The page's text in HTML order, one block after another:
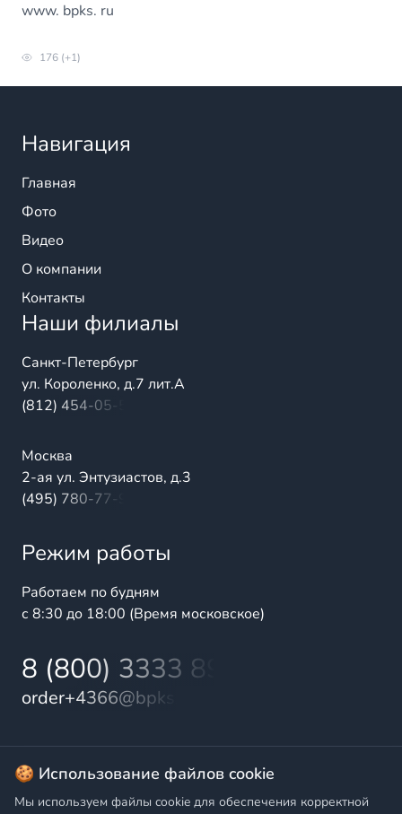
www. bpks. ru
176 (+1)
Навигация
Главная
Фото
Видео
О компании
Контакты
Наши филиалы
Санкт-Петербург
ул. Короленко, д.7 лит.А
(812) 454-05-54
Москва
2-ая ул. Энтузиастов, д.3
(495) 780-77-98
Режим работы
Работаем по будням
с 8:30 до 18:00 (Время московское)
8 (800) 3333 899
order+4366@bpks.ru
© 2025 БалтПромКомплект — комплексные поставки
высококачественной продукции промышленного и
бытового назначения
🍪 Использование файлов cookie
Мы используем файлы cookie для обеспечения корректной